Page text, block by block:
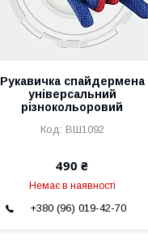
Рукавичка спайдермена
універсальний
різнокольоровий
ВШ1092
490 ₴
Немає в наявності
+380 (96) 019-42-70